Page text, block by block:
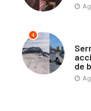
4
de